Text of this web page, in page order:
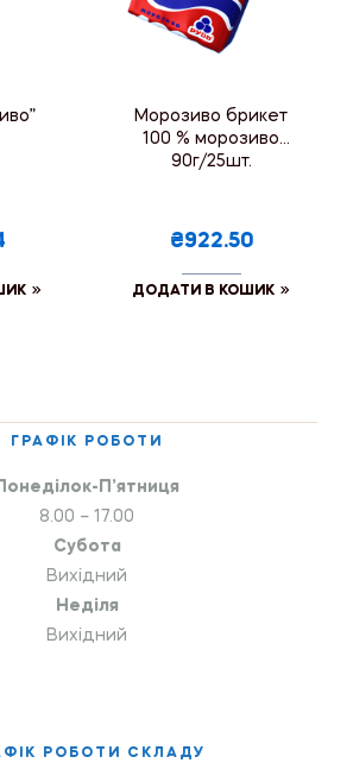
Морозиво брикет
100 % морозиво
90г/25шт.
₴922.50
ДОДАТИ В КОШИК
ГРАФІК РОБОТИ
П’ятниця
8.00 – 17.00
Субота
Вихідний
Неділя
Вихідний
РОБОТИ СКЛАДУ